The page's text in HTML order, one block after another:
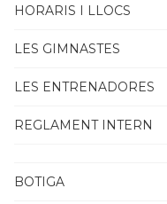
HORARIS I LLOCS
LES GIMNASTES
LES ENTRENADORES
REGLAMENT INTERN
BOTIGA